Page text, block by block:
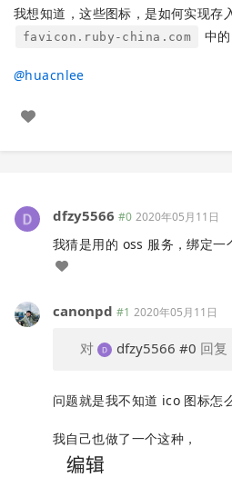
我想知道，这些图标，是如何实现存
favicon.ruby-china.com 中的
@huacnlee
dfzy5566 #0 2020年05月11日
我猜是用的 oss 服务，绑定一
canonpd #1 2020年05月11日
对 dfzy5566 #0 回复
问题就是我不知道 ico 图标怎
我自己也做了一个这种，